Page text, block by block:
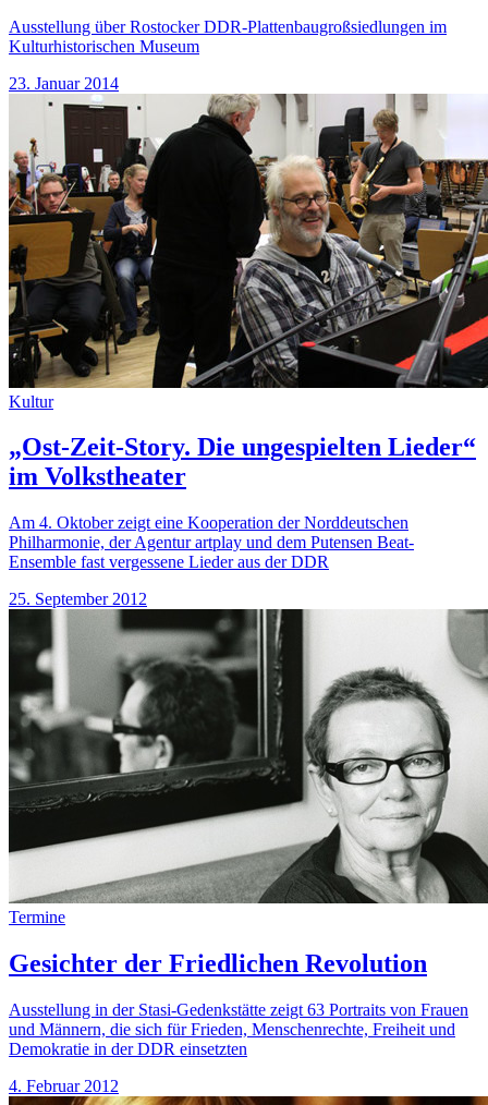
Ausstellung über Rostocker DDR-Plattenbaugroßsiedlungen im
Kulturhistorischen Museum
23. Januar 2014
Kultur
„Ost-Zeit-Story. Die ungespielten Lieder“
im Volkstheater
Am 4. Oktober zeigt eine Kooperation der Norddeutschen
Philharmonie, der Agentur artplay und dem Putensen Beat-
Ensemble fast vergessene Lieder aus der DDR
25. September 2012
Termine
Gesichter der Friedlichen Revolution
Ausstellung in der Stasi-Gedenkstätte zeigt 63 Portraits von Frauen
und Männern, die sich für Frieden, Menschenrechte, Freiheit und
Demokratie in der DDR einsetzten
4. Februar 2012